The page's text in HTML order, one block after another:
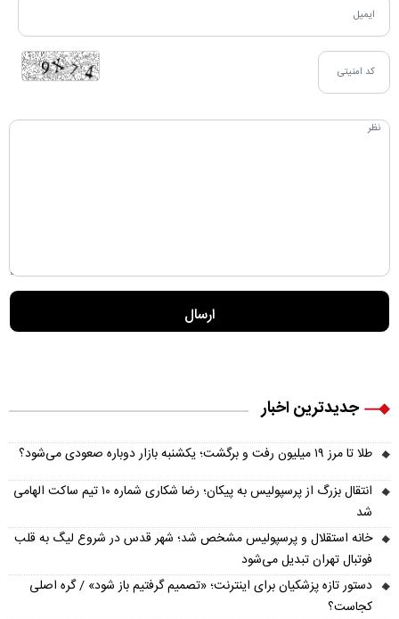
جدیدترین اخبار
طلا تا مرز ۱۹ میلیون رفت و برگشت؛ یکشنبه بازار دوباره صعودی می‌شود؟
انتقال بزرگ از پرسپولیس به پیکان؛ رضا شکاری شماره ۱۰ تیم ساکت الهامی
شد
خانه استقلال و پرسپولیس مشخص شد؛ شهر قدس در شروع لیگ به قلب
فوتبال تهران تبدیل می‌شود
دستور تازه پزشکیان برای اینترنت؛ «تصمیم گرفتیم باز شود» / گره اصلی
کجاست؟